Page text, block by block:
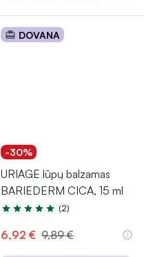
DOVANA
-30%
URIAGE lūpų balzamas
BARIEDERM CICA, 15 ml
Įvertinimas 5.0 iš 5
(2)
6,92 € 9,89 €